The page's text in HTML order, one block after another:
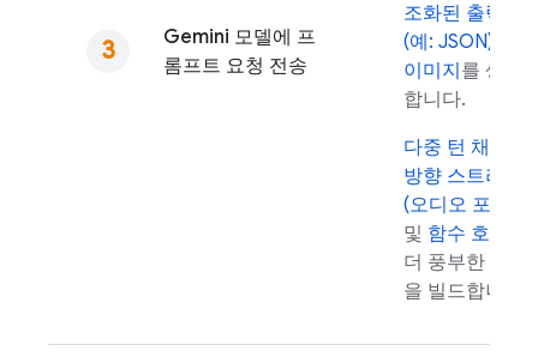
Gemini 모델에 프
롬프트 요청 전송
조화된 출력
(예: JSON)
이미지 를 생성
합니다.
다중 턴 채팅
방향 스트리밍
(오디오 포함)
및 함수 호출
더 풍부한 환경
을 빌드합니다.